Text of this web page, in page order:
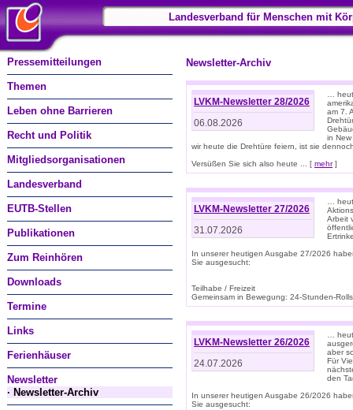
Landesverband für Menschen mit
Pressemitteilungen
Themen
Leben ohne Barrieren
Recht und Politik
Mitgliedsorganisationen
Landesverband
EUTB-Stellen
Publikationen
Zum Reinhören
Downloads
Termine
Links
Ferienhäuser
Newsletter
· Newsletter-Archiv
Newsletter-Archiv
LVKM-Newsletter 28/2026
06.08.2026
…
am 7.
in
wir heute die Drehtüre feiern, ist sie
Versüßen Sie sich also heute ... [ mehr]
LVKM-Newsletter 27/2026
31.07.2026
…
Arbeit
In unserer heutigen Ausgabe 27/2026
Sie ausgesucht:
Teilhabe / Freizeit
Gemeinsam in Bewegung: 24-Stunden-
LVKM-Newsletter 26/2026
24.07.2026
…
aber
Für
den
In unserer heutigen Ausgabe 26/2026
Sie ausgesucht: